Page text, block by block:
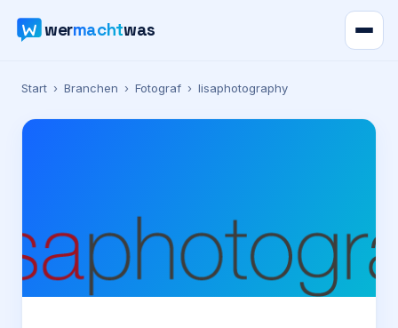
wermachtwas
Verzeichnis
Karte
Ratgeber
Werbung
Start › Branchen › Fotograf › lisaphotography